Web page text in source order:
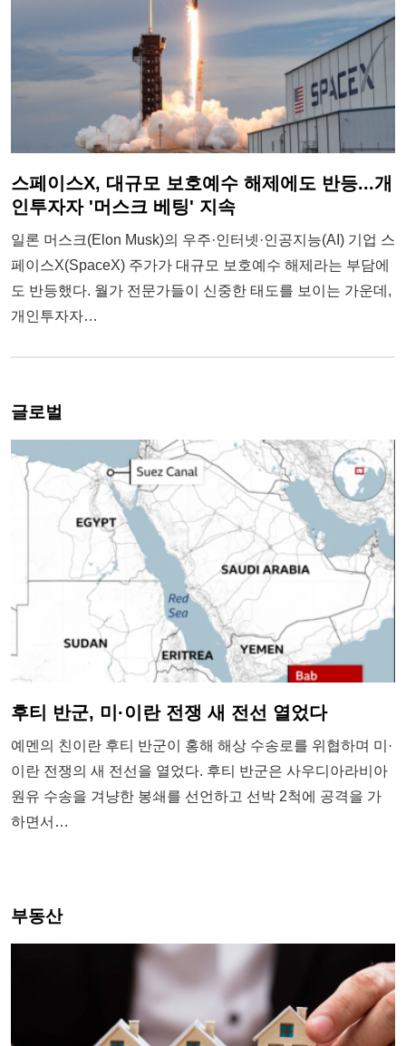
스페이스X, 대규모 보호예수 해제에도 반등...개
인투자자 '머스크 베팅' 지속
일론 머스크(Elon Musk)의 우주·인터넷·인공지능(AI) 기업 스
페이스X(SpaceX) 주가가 대규모 보호예수 해제라는 부담에
도 반등했다. 월가 전문가들이 신중한 태도를 보이는 가운데,
개인투자자…
글로벌
후티 반군, 미·이란 전쟁 새 전선 열었다
예멘의 친이란 후티 반군이 홍해 해상 수송로를 위협하며 미·
이란 전쟁의 새 전선을 열었다. 후티 반군은 사우디아라비아
원유 수송을 겨냥한 봉쇄를 선언하고 선박 2척에 공격을 가
하면서…
부동산